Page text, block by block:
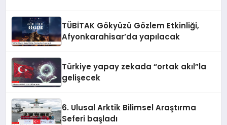
TÜBİTAK Gökyüzü Gözlem Etkinliği,
Afyonkarahisar’da yapılacak
Türkiye yapay zekada “ortak akıl”la
gelişecek
6. Ulusal Arktik Bilimsel Araştırma
Seferi başladı